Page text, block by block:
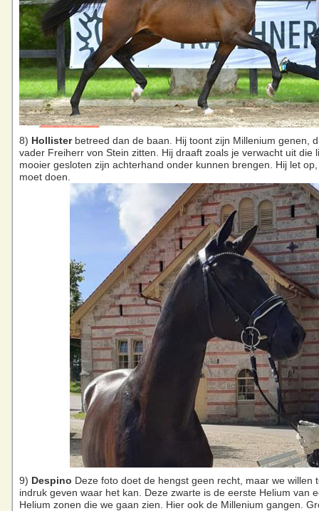
8) Hollisterbetreed dan de baan. Hij toont zijn Millenium genen,
vader Freiherr von Stein zitten. Hij draaft zoals je verwacht uit die
mooier gesloten zijn achterhand onder kunnen brengen. Hij let
moet doen.
9) Despino Deze foto doet de hengst geen recht, maar we willen
indruk geven waar het kan. Deze zwarte is de eerste Helium van
Helium zonen die we gaan zien. Hier ook de Millenium gangen.